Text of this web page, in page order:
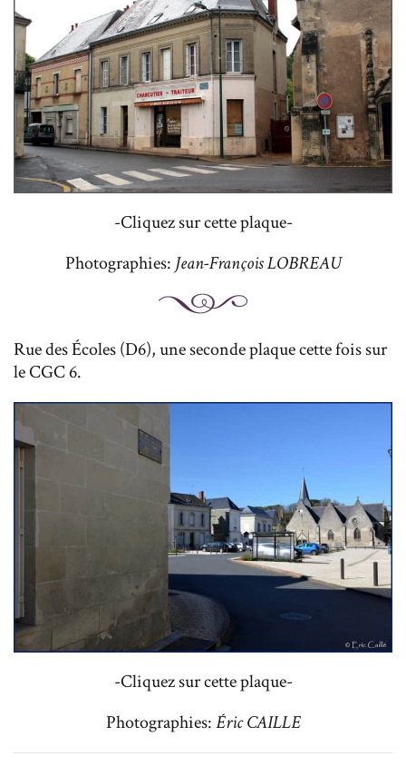
-Cliquez sur cette plaque-
Photographies: Jean-François LOBREAU
Rue des Écoles (D6), une seconde plaque cette fois sur
le CGC 6.
-Cliquez sur cette plaque-
Photographies:Éric CAILLE